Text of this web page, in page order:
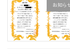
お知ら